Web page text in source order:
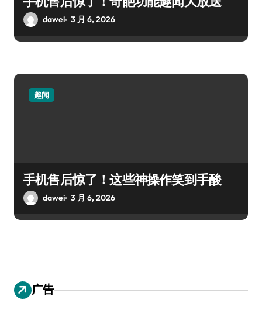
dawei 3 月 6, 2026
趣闻
手机售后惊了！这些神操作笑到手酸
dawei 3 月 6, 2026
广告